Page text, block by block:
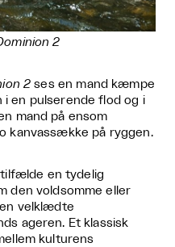
2
2 ses en mand kæmpe
i en pulserende flod og i
mand på ensom
kanvassække på ryggen.
tilfælde en tydelig
den voldsomme eller
velklædte
ageren. Et klassisk
kulturens